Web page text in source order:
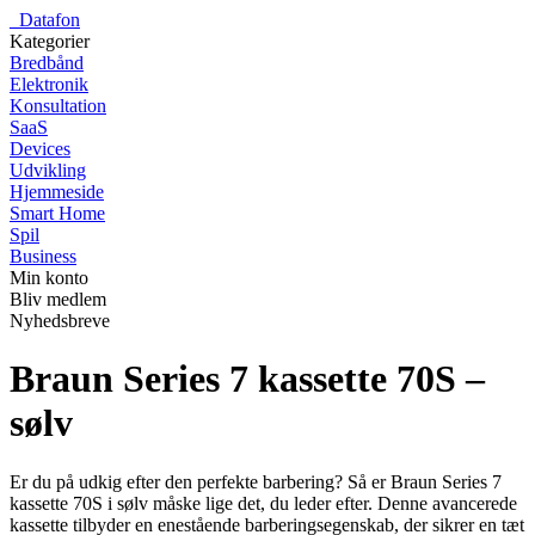
Datafon
Kategorier
Bredbånd
Elektronik
Konsultation
SaaS
Devices
Udvikling
Hjemmeside
Smart Home
Spil
Business
Min konto
Bliv medlem
Nyhedsbreve
Braun Series 7 kassette 70S –
sølv
Er du på udkig efter den perfekte barbering? Så er Braun Series 7
kassette 70S i sølv måske lige det, du leder efter. Denne avancerede
kassette tilbyder en enestående barberingsegenskab, der sikrer en tæt